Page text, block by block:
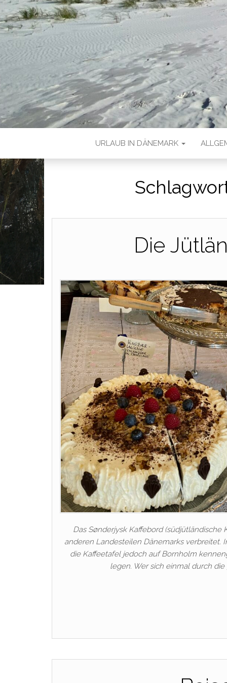
URLAUB IN DÄNEMARK
Die
Das Sønderjysk Kaffebord
anderen Landesteilen Dänemarks verbreitet.
die Kaffeetafel jedoch auf Bornholm
legen. Wer sich einmal durch